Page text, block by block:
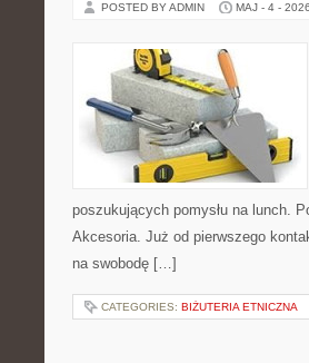
POSTED BY ADMIN MAJ - 4 - 2026
poszukujących pomysłu na lunch.
Akcesoria. Już od pierwszego
na swobodę […]
CATEGORIES: BIŻUTERIA ETNICZNA